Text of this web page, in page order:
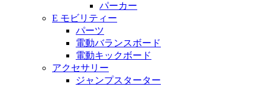
パーカー
E モビリティー
パーツ
電動バランスボード
電動キックボード
アクセサリー
ジャンプスターター